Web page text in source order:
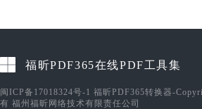
福昕PDF365在线PDF工具集
闽ICP备17018324号-1 福昕PDF365转换器-
有 福州福昕网络技术有限责任公司